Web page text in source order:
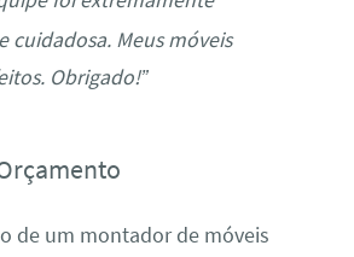
cuidadosa. Meus móveis
Obrigado!”
de um montador de móveis